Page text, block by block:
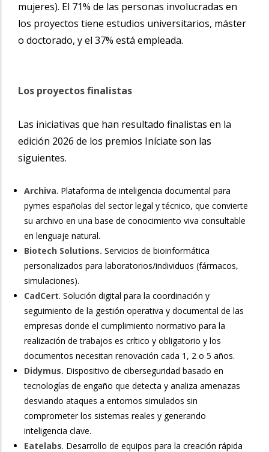
mujeres). El 71% de las personas involucradas en
los proyectos tiene estudios universitarios, máster
o doctorado, y el 37% está empleada.
Los proyectos finalistas
Las iniciativas que han resultado finalistas en la
edición 2026 de los premios Iníciate son las
siguientes.
Archiva. Plataforma de inteligencia documental para
pymes españolas del sector legal y técnico, que convierte
su archivo en una base de conocimiento viva consultable
en lenguaje natural.
Biotech Solutions. Servicios de bioinformática
personalizados para laboratorios/individuos (fármacos,
simulaciones).
CadCert. Solución digital para la coordinación y
seguimiento de la gestión operativa y documental de las
empresas donde el cumplimiento normativo para la
realización de trabajos es crítico y obligatorio y los
documentos necesitan renovación cada 1, 2 o 5 años.
Didymus. Dispositivo de ciberseguridad basado en
tecnologías de engaño que detecta y analiza amenazas
desviando ataques a entornos simulados sin
comprometer los sistemas reales y generando
inteligencia clave.
Eatelabs. Desarrollo de equipos para la creación rápida